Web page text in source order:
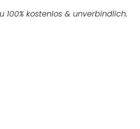
100% kostenlos & unverbindlich.